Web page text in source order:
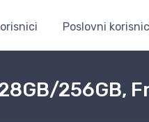
Poslovni
256GB,